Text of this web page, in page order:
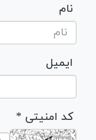
نام
ایمیل
* کد امنیتی